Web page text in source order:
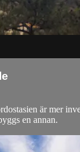
är mer
en annan.